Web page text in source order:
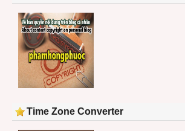
Time Zone Converter